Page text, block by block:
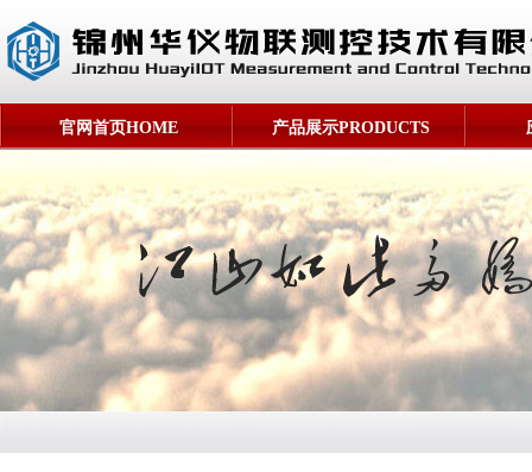
官网首页HOME 产品展示PRODUCTS